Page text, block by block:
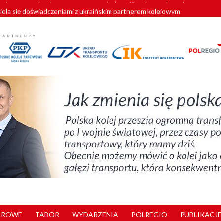
się doświadczeniami z ukraińskim partnerem kolejowym
Vectrony na 230 km/h
pociągi od PESA. Sześć nowoczesnych ELF-ów wyjedzie na tory w
180 nowych pracowników drużyn pociągowych od początku roku
TABOR WYDARZENIA POLREGIO